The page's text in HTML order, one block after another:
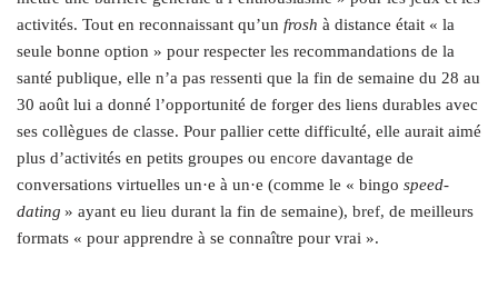
activités. Tout en reconnaissant qu’un frosh à distance était « la
seule bonne option » pour respecter les recommandations de la
santé publique, elle n’a pas ressenti que la fin de semaine du 28 au
30 août lui a donné l’opportunité de forger des liens durables avec
ses collègues de classe. Pour pallier cette difficulté, elle aurait aimé
plus d’activités en petits groupes ou encore davantage de
conversations virtuelles un·e à un·e (comme le « bingo speed-
dating » ayant eu lieu durant la fin de semaine), bref, de meilleurs
formats « pour apprendre à se connaître pour vrai ».